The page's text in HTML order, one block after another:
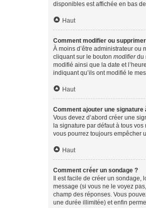
disponibles est affichée en bas
Haut
Comment modifier ou
À moins d’être administrateur
cliquant sur le bouton modifierdu
modifié ainsi que la date et
indiquant qu’ils ont modifié le
Haut
Comment ajouter une signature
Vous devez d’abord créer une
la signature par défaut à tous
vous pourrez toujours empêcher
Haut
Comment créer un sondage ?
Il est facile de créer un
message (si vous ne le voyez
champ des réponses. Vous
une durée illimitée) et enfin